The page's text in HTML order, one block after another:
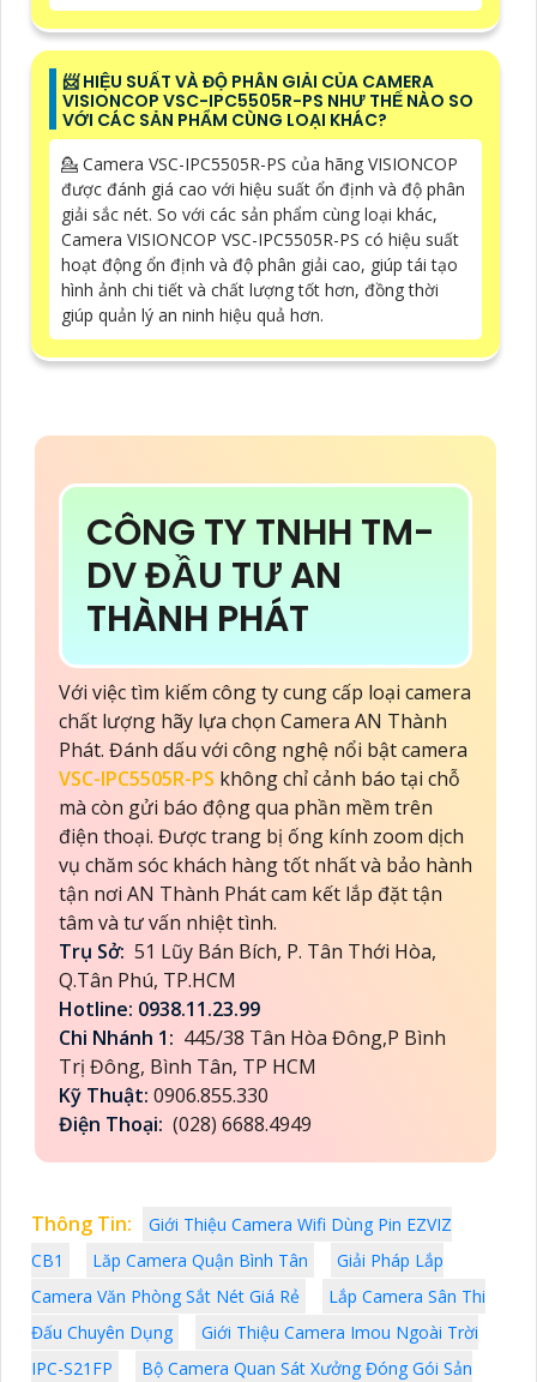
📨 HIỆU SUẤT VÀ ĐỘ PHÂN GIẢI CỦA CAMERA
VISIONCOP VSC-IPC5505R-PS NHƯ THẾ NÀO SO
VỚI CÁC SẢN PHẨM CÙNG LOẠI KHÁC?
💁 Camera VSC-IPC5505R-PS của hãng VISIONCOP
được đánh giá cao với hiệu suất ổn định và độ phân
giải sắc nét. So với các sản phẩm cùng loại khác,
Camera VISIONCOP VSC-IPC5505R-PS có hiệu suất
hoạt động ổn định và độ phân giải cao, giúp tái tạo
hình ảnh chi tiết và chất lượng tốt hơn, đồng thời
giúp quản lý an ninh hiệu quả hơn.
CÔNG TY TNHH TM-
DV ĐẦU TƯ AN
THÀNH PHÁT
Với việc tìm kiếm công ty cung cấp loại camera
chất lượng hãy lựa chọn Camera AN Thành
Phát. Đánh dấu với công nghệ nổi bật camera
VSC-IPC5505R-PS không chỉ cảnh báo tại chỗ
mà còn gửi báo động qua phần mềm trên
điện thoại. Được trang bị ống kính zoom dịch
vụ chăm sóc khách hàng tốt nhất và bảo hành
tận nơi AN Thành Phát cam kết lắp đặt tận
tâm và tư vấn nhiệt tình.
Trụ Sở: 51 Lũy Bán Bích, P. Tân Thới Hòa,
Q.Tân Phú, TP.HCM
Hotline: 0938.11.23.99
Chi Nhánh 1: 445/38 Tân Hòa Đông,P Bình
Trị Đông, Bình Tân, TP HCM
Kỹ Thuật: 0906.855.330
Điện Thoại: (028) 6688.4949
Thông Tin:
Giới Thiệu Camera Wifi Dùng Pin EZVIZ
CB1
Lăp Camera Quận Bình Tân
Giải Pháp Lắp
Camera Văn Phòng Sắt Nét Giá Rẻ
Lắp Camera Sân Thi
Đấu Chuyên Dụng
Giới Thiệu Camera Imou Ngoài Trời
IPC-S21FP
Bộ Camera Quan Sát Xưởng Đóng Gói Sản